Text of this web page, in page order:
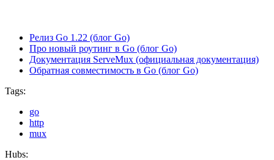
Релиз Go 1.22 (блог Go)
Про новый роутинг в Go (блог Go)
Документация ServeMux (официальная документация)
Обратная совместимость в Go (блог Go)
Tags:
go
http
mux
Hubs: